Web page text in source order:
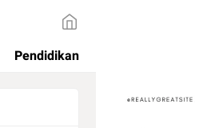
Pendidikan